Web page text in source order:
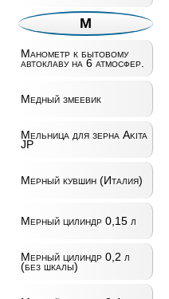
М
Манометр к бытовому
автоклаву на 6 атмосфер.
Медный змеевик
Мельница для зерна Akita
JP
Мерный кувшин (Италия)
Мерный цилиндр 0,15 л
Мерный цилиндр 0,2 л
(без шкалы)